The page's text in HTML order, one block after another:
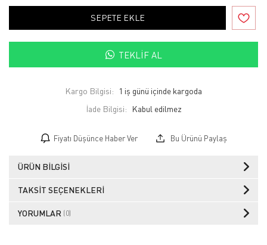
SEPETE EKLE
TEKLIF AL
Kargo Bilgisi:
1 iş günü içinde kargoda
İade Bilgisi:
Fiyatı Düşünce Haber Ver Bu Ürünü Paylaş
ÜRÜN BILGISI
TAKSIT SEÇENEKLERI
YORUMLAR (0)